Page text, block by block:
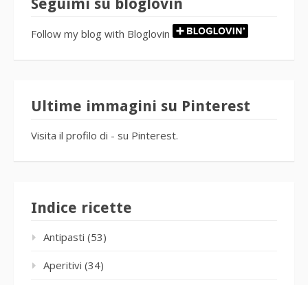
Seguimi su bloglovin
Follow my blog with Bloglovin
Ultime immagini su Pinterest
Visita il profilo di - su Pinterest.
Indice ricette
Antipasti (53)
Aperitivi (34)